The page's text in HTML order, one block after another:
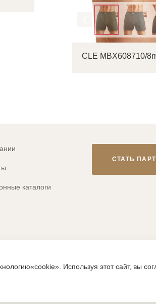
CLE MBX608710/
каталоги
СТАТЬ
style.ru, включая, но не ограничиваясь,
Используя этот сайт, вы